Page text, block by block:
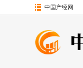
中国产经网